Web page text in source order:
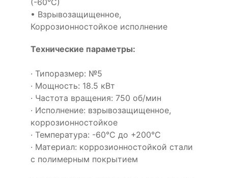
• Взрывозащищенное,
Коррозионностойкое исполнение
Технические параметры:
· Типоразмер: №5
· Мощность: 18.5 кВт
· Частота вращения: 750 об/мин
· Исполнение: взрывозащищенное,
коррозионностойкое
· Температура: -60°С до +200°С
· Материал: коррозионностойкой стали
с полимерным покрытием